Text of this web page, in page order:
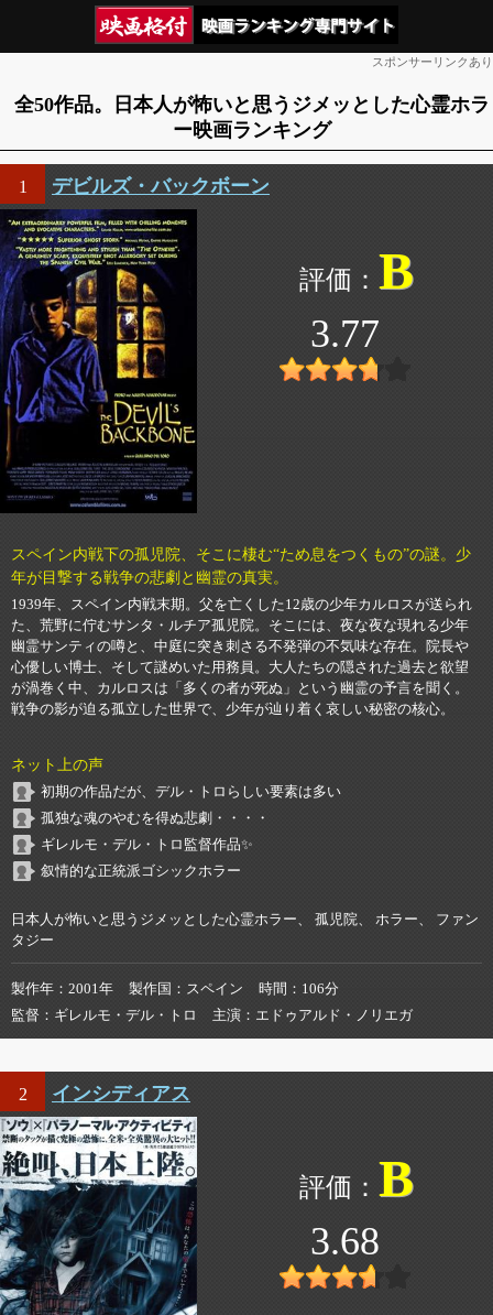
スポンサーリンクあり
全50作品。日本人が怖いと思うジメッとした心霊ホラ
ー映画ランキング
1 デビルズ・バックボーン
B
3.77
スペイン内戦下の孤児院、そこに棲む“ため息をつくもの”の謎。少
年が目撃する戦争の悲劇と幽霊の真実。
1939年、スペイン内戦末期。父を亡くした12歳の少年カルロスが送られ
た、荒野に佇むサンタ・ルチア孤児院。そこには、夜な夜な現れる少年
幽霊サンティの噂と、中庭に突き刺さる不発弾の不気味な存在。院長や
心優しい博士、そして謎めいた用務員。大人たちの隠された過去と欲望
が渦巻く中、カルロスは「多くの者が死ぬ」という幽霊の予言を聞く。
戦争の影が迫る孤立した世界で、少年が辿り着く哀しい秘密の核心。
ネット上の声
初期の作品だが、デル・トロらしい要素は多い
孤独な魂のやむを得ぬ悲劇・・・・
ギレルモ・デル・トロ監督作品✨
叙情的な正統派ゴシックホラー
日本人が怖いと思うジメッとした心霊ホラー、 孤児院、 ホラー、 ファン
タジー
製作年 2001年 製作国 スペイン 時間
106分
監督
ギレルモ・デル・トロ 主演 エドゥアルド・ノリエガ
2 インシディアス
B
3.68